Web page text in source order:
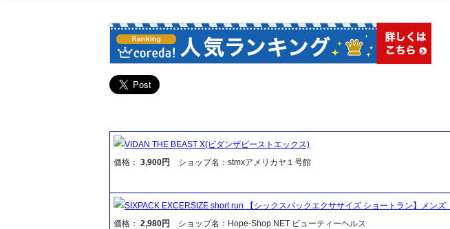
VIDAN THE BEAST X(ビダンザビーストエックス)
価格： 3,900円 ショップ名：stmxアメリカヤ１号館
SIXPACK EXCERSIZE short run 【シックスパックエクササイズ ショートラン】メンズ
価格： 2,980円
ショップ名：Hope-Shop.NET ビューティーヘルス